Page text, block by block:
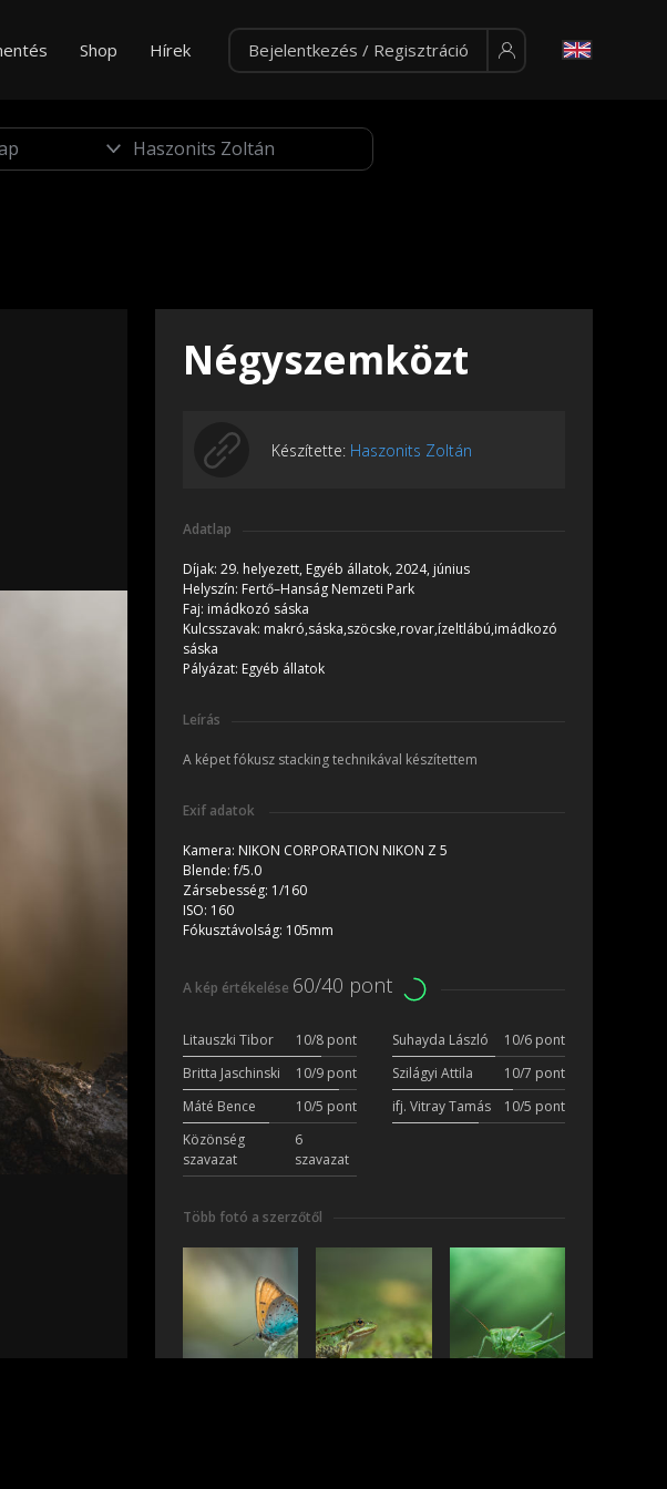
Shop Hírek Bejelentkezés / Regisztráció
Négyszemközt
Készítette: Haszonits Zoltán
Adatlap
Díjak: 29. helyezett, Egyéb állatok, 2024, június
Helyszín: Fertő–Hanság Nemzeti Park
Faj: imádkozó sáska
Kulcsszavak: makró,sáska,szöcske,rovar,ízeltlábú,imádkozó
sáska
Pályázat: Egyéb állatok
Leírás
A képet fókusz stacking technikával készítettem
Exif adatok
Kamera: NIKON CORPORATION NIKON Z 5
Blende:f/5.0
Zársebesség: 1/160
ISO: 160
Fókusztávolság: 105mm
A kép értékelése 60/40 pont
Litauszki Tibor 10/8 pont Suhayda László
10/6 pont
Britta Jaschinski
10/9 pont Szilágyi Attila
10/7 pont
Máté Bence
10/5 pont ifj. Vitray Tamás
10/5 pont
Közönség
szavazat
6
szavazat
Több fotó a szerzőtől